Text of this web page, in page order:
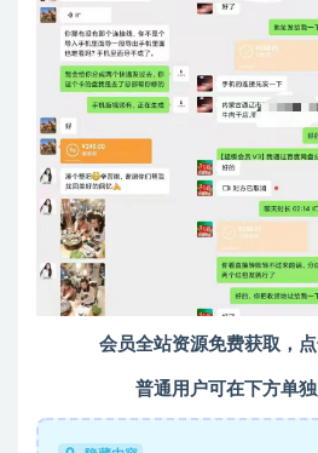
会员全站资源免费获取，
普通用户可在下方单独